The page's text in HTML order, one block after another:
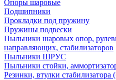
Опоры шаровые
Подшипники
Прокладки под пружину
Пружины подвески
Пыльники шаровых опор,
направляющих, стабилизаторов
Пыльники ШРУС
Пыльники стойки,
Резинки, втулки